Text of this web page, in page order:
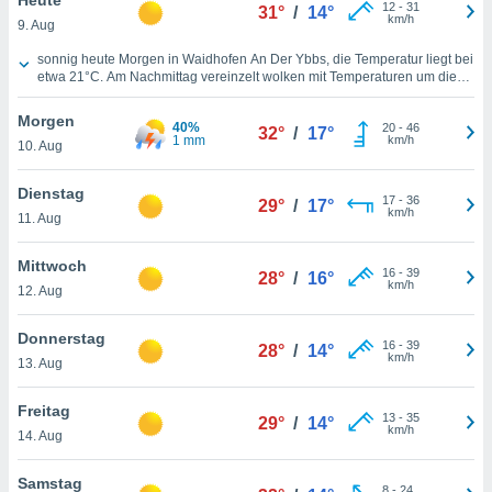
oder
Partner
das
Profil zu
Ihnen
Inhalte
finden
. Sie
jederzeit
Sie
9. Aug
31° / 14° 12- 31
km/h
Wettervorhersage für heute in Waidhofen An Der Ybbs
sonnig heute Morgen in Waidhofen An Der Ybbs, die Temperatur liegt bei
etwa 21°C. Am Nachmittag vereinzelt wolken mit Temperaturen um die
29°C. In der kommenden Nacht werden22°Cerwartet, sonnig. Wind aus
heutigen Tag hinweg.
Morgen
10. Aug
40%
1 mm
32° / 17° 20- 46
km/h
Dienstag
11. Aug
29° / 17° 17- 36
km/h
Mittwoch
12. Aug
28° / 16° 16- 39
km/h
Donnerstag
13. Aug
28° / 14° 16- 39
km/h
Freitag
14. Aug
29° / 14° 13- 35
km/h
Samstag 8- 24